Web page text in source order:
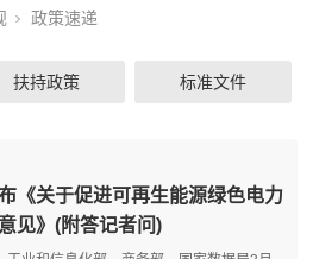
政策速递
扶持政策 标准文件
《关于促进可再生能源绿色电力
见》(附答记者问)